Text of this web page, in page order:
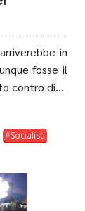
in
fosse il
contro di...
Socialisti